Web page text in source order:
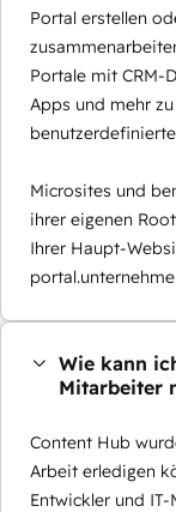
Portal erstellen
Portale mit CRM-
Apps und mehr
Microsites und
ihrer eigenen
Ihrer Haupt-
Wie kann
Mitarbeiter
Content Hub
Arbeit erledigen
Entwickler und